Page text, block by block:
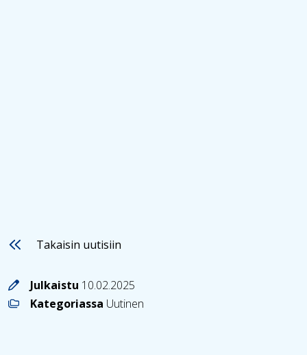
Takaisin uutisiin
Julkaistu 10.02.2025
Kategoriassa Uutinen